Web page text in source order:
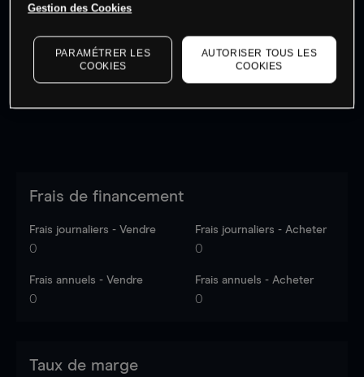
Les prix sont indicatifs.
dernières données du marché.Log into see latest
market data
Frais de financement
Frais journaliers - Vendre
0
Frais journaliers - Acheter
0
Frais annuels - Vendre
0
Frais annuels - Acheter
0
Taux de marge
Gestion des Cookies
PARAMÉTRER LES
COOKIES
AUTORISER TOUS LES
COOKIES